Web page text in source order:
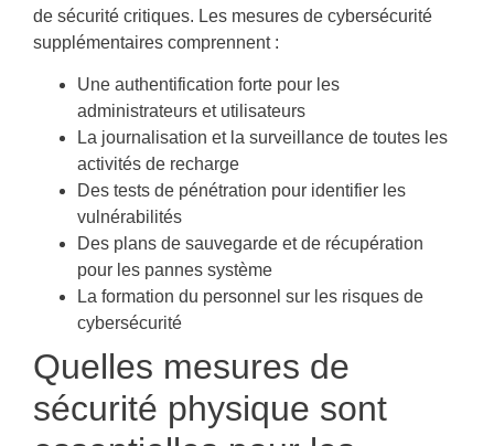
de sécurité critiques. Les mesures de cybersécurité
supplémentaires comprennent :
Une authentification forte pour les
administrateurs et utilisateurs
La journalisation et la surveillance de toutes les
activités de recharge
Des tests de pénétration pour identifier les
vulnérabilités
Des plans de sauvegarde et de récupération
pour les pannes système
La formation du personnel sur les risques de
cybersécurité
Quelles mesures de
sécurité physique sont